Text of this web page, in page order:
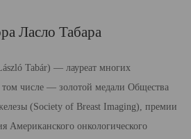
Ласло Табара
Tabár) — лауреат многих
числе — золотой медали Общества
(Soсiety of Breast Imaging), премии
Американского онкологического